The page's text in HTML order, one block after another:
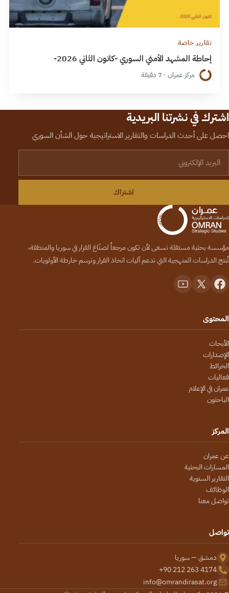
تقارير خاصة
إحاطة المشهد الأمني السوري -كانون الثاني 2026-
مركز عمران · 7 دقيقة
اشترك في نشرتنا البريدية
احصل على أحدث الدراسات والتقارير الاستراتيجية حول الشأن السوري
اشتراك
مؤسسة بحثية مستقلة تسعى لأن تكون مرجعاً لصنّاع القرار في سوريا والمنطقة،
تُنتج الدراسات المنهجية التي تدعم آليات اتخاذ القرار وترسم خارطة الأولويات.
المحتوى
الأبحاث
الإصدارات
الخرائط
فعاليات
عمران في الإعلام
الباحثون
المركز
عن عمران
المسارات البحثية
التقارير السنوية
الوظائف
تواصل معنا
تواصل
دمشق — سوريا
+90 212 263 4174
info@omrandirasat.org